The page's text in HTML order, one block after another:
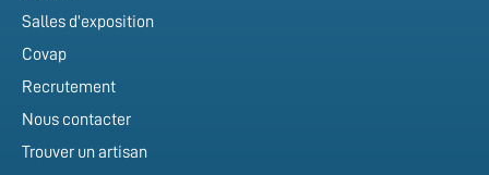
Salles d'exposition
Covap
Recrutement
Nous contacter
Trouver un artisan